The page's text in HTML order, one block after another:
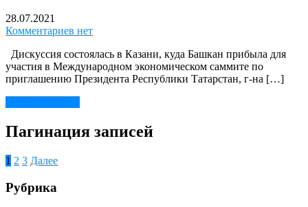
28.07.2021
Комментариев нет
Дискуссия состоялась в Казани, куда Башкан прибыла для
участия в Международном экономическом саммите по
приглашению Президента Республики Татарстан, г-на […]
Пагинация записей
1 2 3 Далее
Рубрика